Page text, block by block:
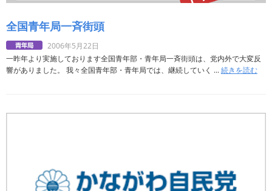
全国青年局一斉街頭
2006年5月22日
一昨年より実施しております全国青年部・青年局一斉街頭は、党内外で大変反
響がありました。 我々全国青年部・青年局では、継続していく ...続きを読む